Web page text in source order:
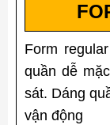
Form
quần dễ
sát. Dáng
vận động